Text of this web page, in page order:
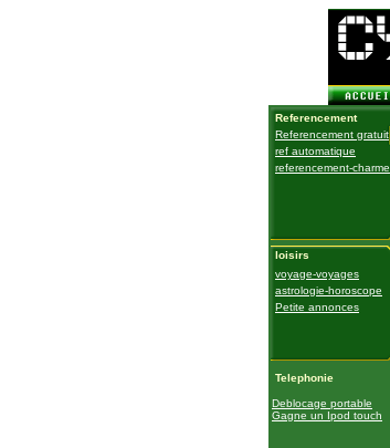
Referencement
Referencement gratuit
ref automatique
referencement-charme
loisirs
voyage-voyages
astrologie-horoscope
Petite annonces
Telephonie
Deblocage portable
Gagne un Ipod touch